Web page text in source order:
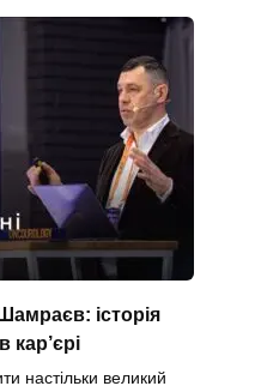
історія
кар’єрі
настільки великий